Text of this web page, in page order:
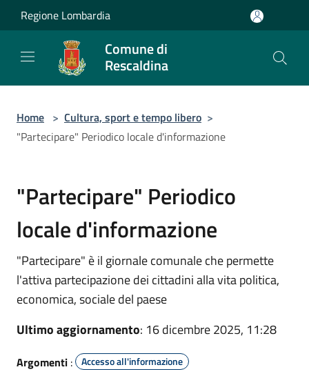
Salta al contenuto principale
Regione Lombardia
Comune di
Rescaldina
Home > Cultura, sport e tempo libero >
"Partecipare" Periodico locale d'informazione
"Partecipare" Periodico
locale d'informazione
"Partecipare" è il giornale comunale che permette
l'attiva partecipazione dei cittadini alla vita politica,
economica, sociale del paese
Ultimo aggiornamento: 16 dicembre 2025, 11:28
Argomenti : Accesso all'informazione